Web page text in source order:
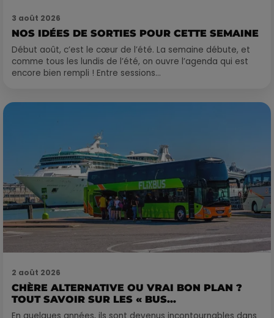
3 août 2026
NOS IDÉES DE SORTIES POUR CETTE SEMAINE
Début août, c’est le cœur de l’été. La semaine débute, et
comme tous les lundis de l’été, on ouvre l’agenda qui est
encore bien rempli ! Entre sessions...
2 août 2026
CHÈRE ALTERNATIVE OU VRAI BON PLAN ?
TOUT SAVOIR SUR LES « BUS...